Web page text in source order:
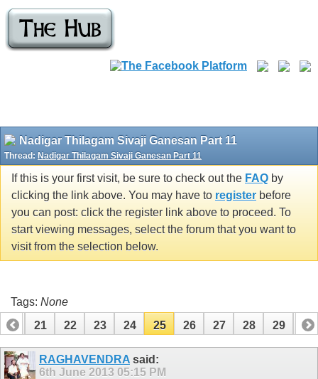
Nadigar Thilagam Sivaji Ganesan Part 11
Thread: Nadigar Thilagam Sivaji Ganesan Part 11
If this is your first visit, be sure to check out the FAQ by
clicking the link above. You may have to register before
you can post: click the register link above to proceed. To
start viewing messages, select the forum that you want to
visit from the selection below.
Tags: None
20
21 22 23 24 25 26 27 28 29 30
40 41RAGHAVENDRA said:
6th June 2013 05:15 PM